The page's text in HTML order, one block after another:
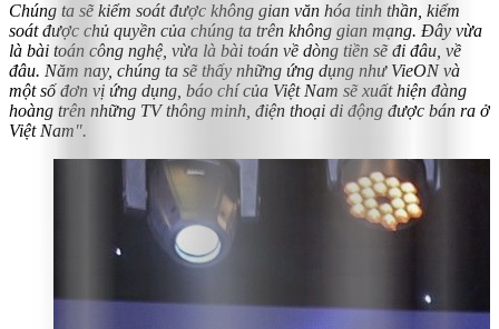
Chúng ta sẽ kiểm soát được không gian văn hóa tinh thần, kiểm
soát được chủ quyền của chúng ta trên không gian mạng. Đây vừa
là bài toán công nghệ, vừa là bài toán về dòng tiền sẽ đi đâu, về
đâu. Năm nay, chúng ta sẽ thấy những ứng dụng như VieON và
một số đơn vị ứng dụng, báo chí của Việt Nam sẽ xuất hiện đàng
hoàng trên những TV thông minh, điện thoại di động được bán ra ở
Việt Nam".